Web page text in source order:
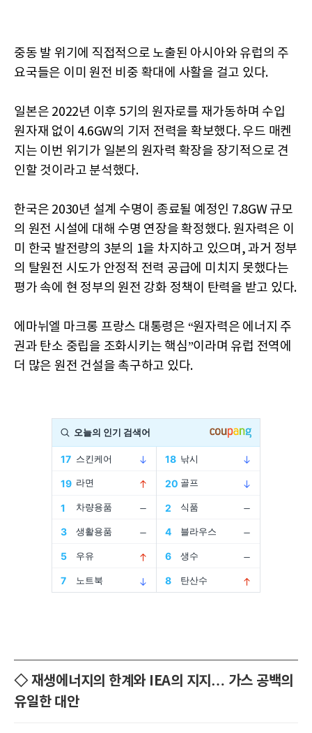
중동 발 위기에 직접적으로 노출된 아시아와 유럽의 주
요국들은 이미 원전 비중 확대에 사활을 걸고 있다.
일본은 2022년 이후 5기의 원자로를 재가동하며 수입
원자재 없이 4.6GW의 기저 전력을 확보했다. 우드 매켄
지는 이번 위기가 일본의 원자력 확장을 장기적으로 견
인할 것이라고 분석했다.
한국은 2030년 설계 수명이 종료될 예정인 7.8GW 규모
의 원전 시설에 대해 수명 연장을 확정했다. 원자력은 이
미 한국 발전량의 3분의 1을 차지하고 있으며, 과거 정부
의 탈원전 시도가 안정적 전력 공급에 미치지 못했다는
평가 속에 현 정부의 원전 강화 정책이 탄력을 받고 있다.
에마뉘엘 마크롱 프랑스 대통령은 “원자력은 에너지 주
권과 탄소 중립을 조화시키는 핵심”이라며 유럽 전역에
더 많은 원전 건설을 촉구하고 있다.
◇ 재생에너지의 한계와 IEA의 지지… 가스 공백의
유일한 대안